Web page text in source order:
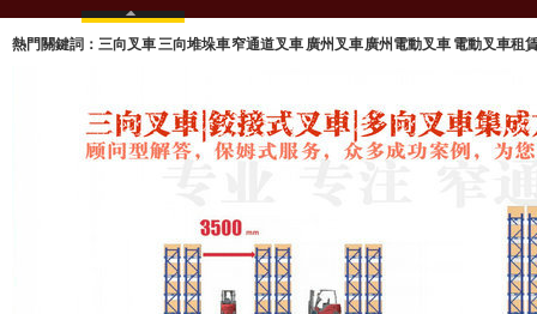
熱門關鍵詞：三向叉車 三向堆垛車 窄通道叉車 廣州叉車 廣州電動叉車 電動叉車租